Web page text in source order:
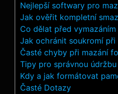
Nejlepší⁢ softwary pro
Jak⁤ ověřit kompletní
Co dělat před
Jak ochránit soukromí při
Časté chyby ⁢při mazání
Tipy ​pro správnou
Kdy a⁤ jak formátovat
Časté Dotazy